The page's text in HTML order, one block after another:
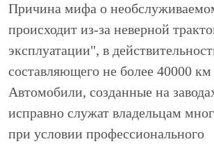
Причина мифа о
происходит из-за неверной
эксплуатации", в
составляющего не более 40000 км
Автомобили, созданные на
исправно служат владельцам
при условии профессионального